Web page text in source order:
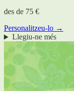
des de 75 €
Personalitzeu-lo →
Llegiu-ne més